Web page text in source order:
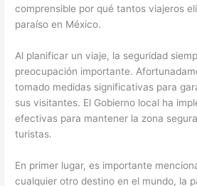
comprensible por qué tantos viajeros
paraíso en México.
Al planificar un viaje, la seguridad
preocupación importante.
tomado medidas significativas para
sus visitantes. El Gobierno local ha
efectivas para mantener la zona
turistas.
En primer lugar, es importante
cualquier otro destino en el mundo, la